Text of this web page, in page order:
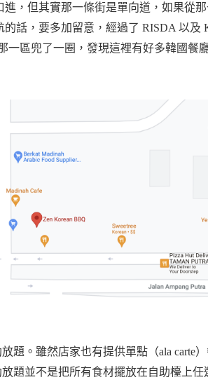
進，但其實那一條街是單向道，如果從
話，要多加留意，經過了 RISDA 以及
一區兜了一圈，發現這裡有好多韓國餐
題。雖然店家也有提供單點（ala carte
題並不是把所有食材擺放在自助檯上